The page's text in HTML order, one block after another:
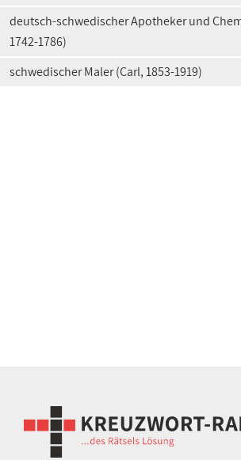
deutsch-schwedischer Apotheker und
1742-1786)
schwedischer Maler (Carl, 1853-1919)